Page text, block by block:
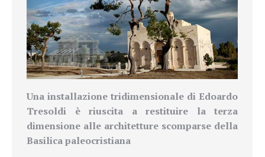
Una installazione tridimensionale di Edoardo
Tresoldi è riuscita a restituire la terza
dimensione alle architetture scomparse della
Basilica paleocristiana